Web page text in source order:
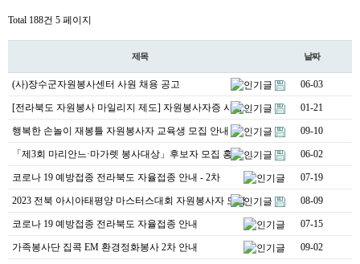
센터일정
영상자료
뉴스레터
커뮤니티
질문답변
Total 188건 5 페이지
제목 날짜
(사)장수군자원봉사센터 사원 채용 공고 06-03
[전라북도 자원봉사 마일리지 제도] 자원봉사자증 사용처… 01-21
행복한 손놀이 재봉틀 자원봉사자 교육생 모집 안내 09-10
「제3회 마리안느·마가렛 봉사대상」후보자 모집 홍보 및… 06-02
코로나 19 예방접종 전라북도 자율접종 안내 - 2차 07-19
2023 전북 아시아태평양 마스터스대회 자원봉사자 모집 08-09
코로나 19 예방접종 전라북도 자율접종 안내 07-15
가족봉사단 집콕 EM 환경정화봉사 2차 안내 09-02